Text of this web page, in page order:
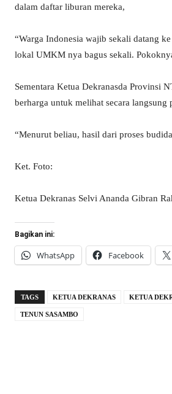
dalam daftar liburan mereka,
“Warga Indonesia wajib sekali datang
lokal UMKM nya bagus sekali.
Sementara Ketua Dekranasda Provinsi
berharga untuk melihat secara
“Menurut beliau, hasil dari proses
Ket. Foto:
Ketua Dekranas Selvi Ananda Gibran
Bagikan ini:
WhatsApp Facebook
TAGS KETUA DEKRANAS KETUA
TENUN SASAMBO